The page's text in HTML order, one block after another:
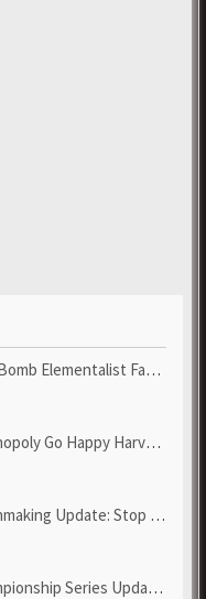
Fast - Grab POE Curren...
Harvest with Looney Tun...
Stop Failed - Grab Bluep...
Update! Get Cheap & ...